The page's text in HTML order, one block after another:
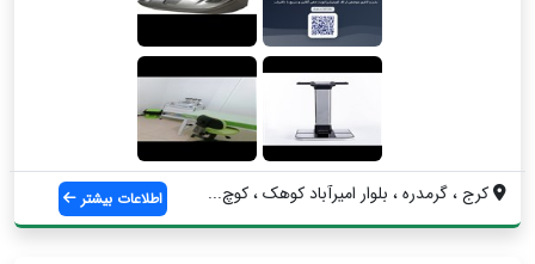
کرج ، گرمدره ، بلوار امیرآباد کوهک ، کوچ... اطلاعات بیشتر